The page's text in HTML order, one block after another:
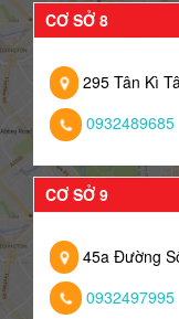
CƠ SỞ 8
295 Tân Kì
0932489685
CƠ SỞ 9
45a Đường
0932497995